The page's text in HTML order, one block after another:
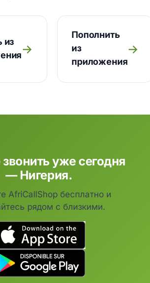
из
→
Пополнить
из
приложения
→
уже сегодня
— Нигерия.
AfriCallShop бесплатно и
рядом с близкими.